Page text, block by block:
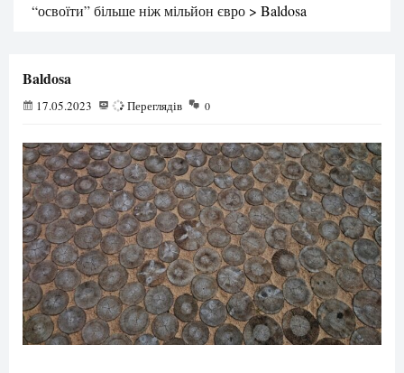
“освоїти” більше ніж мільйон євро > Baldosa
Baldosa
17.05.2023 79Переглядів 0